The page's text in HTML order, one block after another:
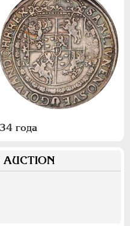
года
AUCTION